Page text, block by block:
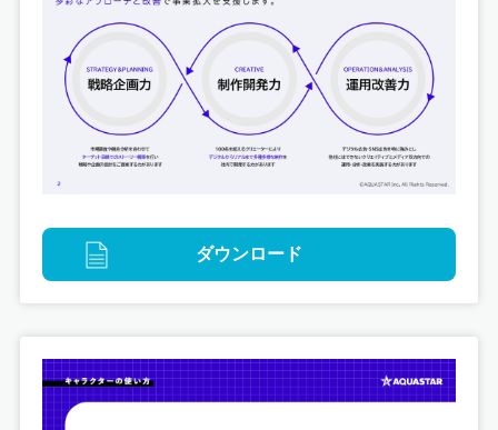
Fate/Grand Order 春の新米マスター応援キャンペ
ーン2024！
キャンペーンイラスト
ダウンロード